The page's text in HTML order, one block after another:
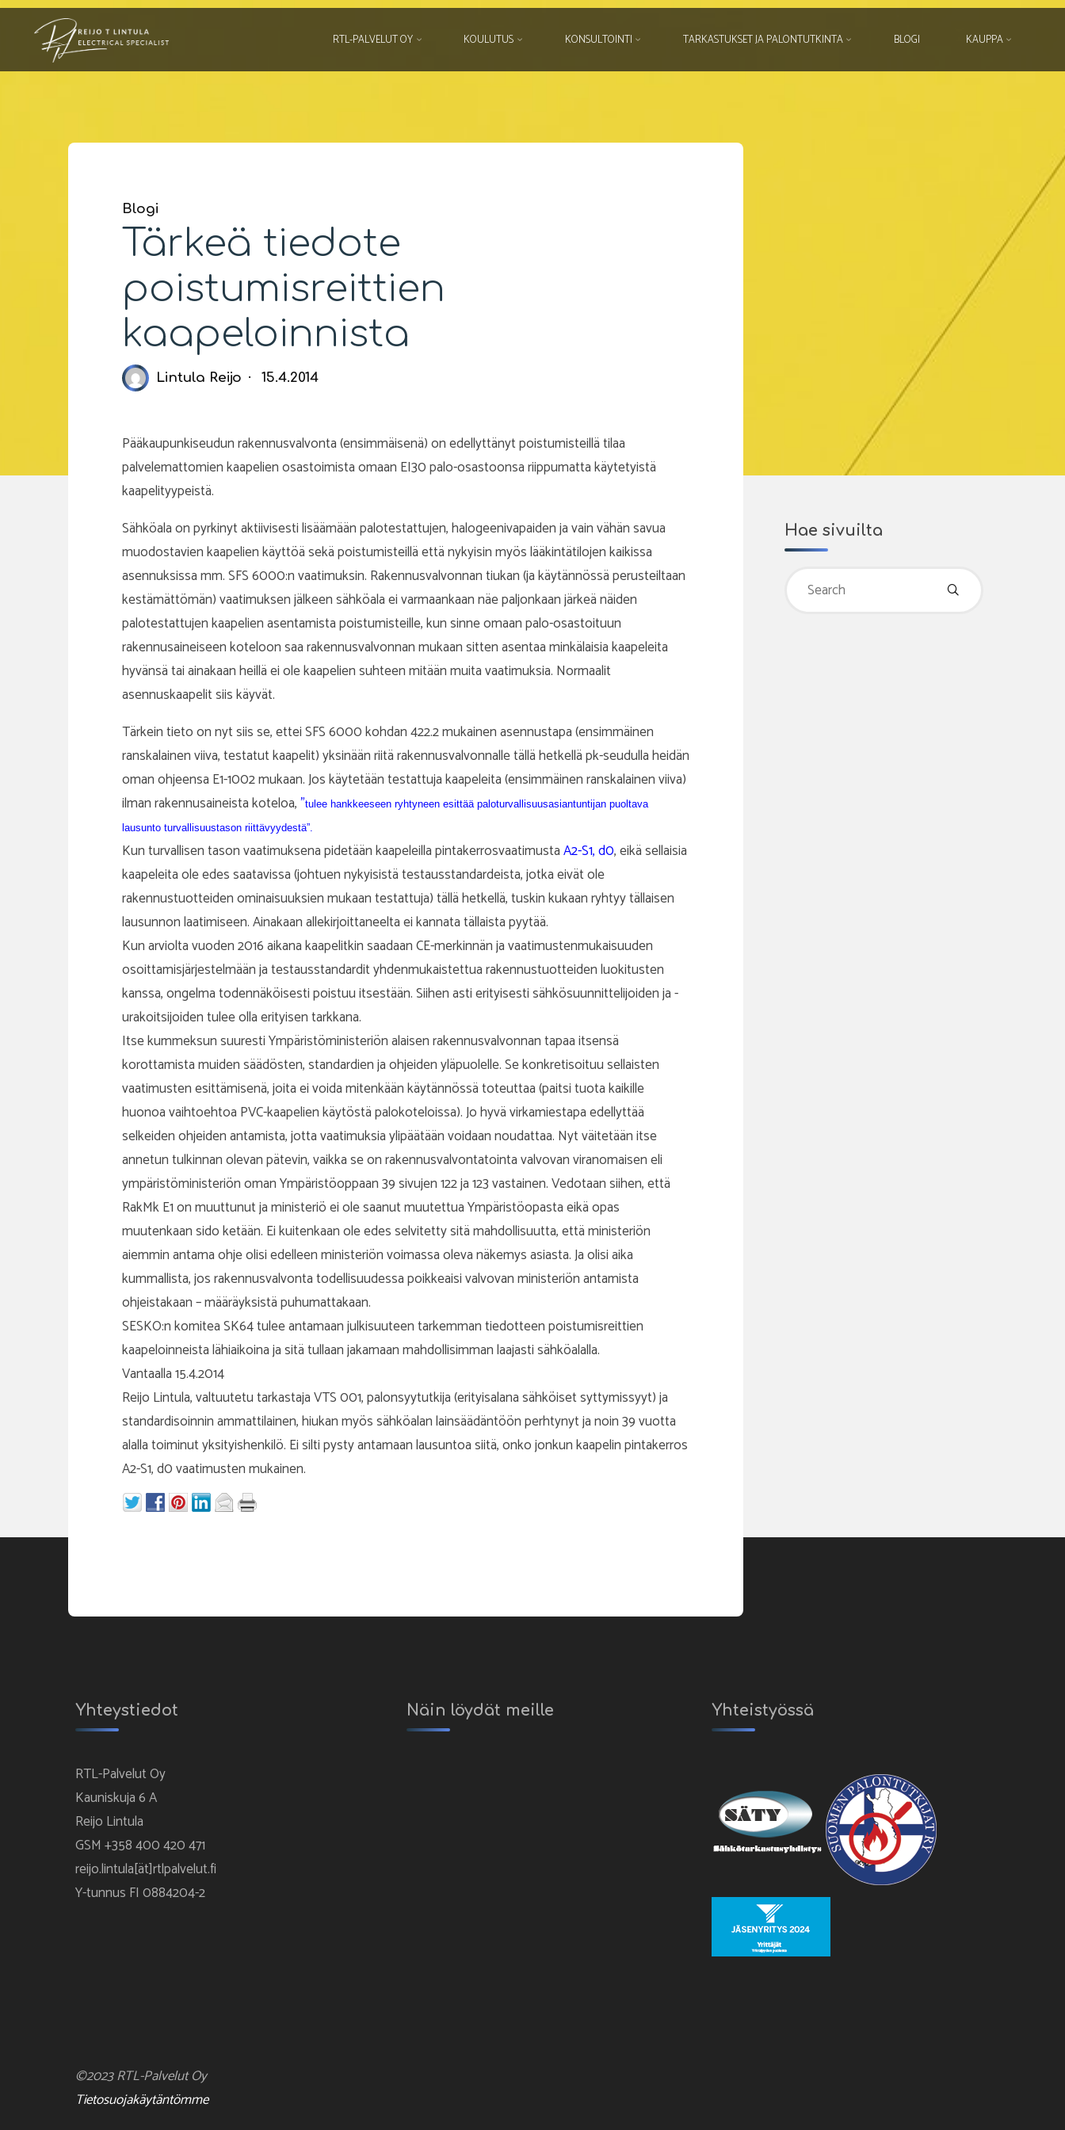
Skip
RTL-PALVELUT OY KOULUTUS KONSULTOINTI TARKASTUKSET JA PALONTUTKINTA BLOGI KAUPPA
Blogi
Tärkeä tiedote
poistumisreittien
kaapeloinnista
Lintula Reijo 15.4.2014
Pääkaupunkiseudun rakennusvalvonta (ensimmäisenä) on edellyttänyt poistumisteillä tilaa
palvelemattomien kaapelien osastoimista omaan EI30 palo-osastoonsa riippumatta käytetyistä
kaapelityypeistä.
Sähköala on pyrkinyt aktiivisesti lisäämään palotestattujen, halogeenivapaiden ja vain vähän savua
muodostavien kaapelien käyttöä sekä poistumisteillä että nykyisin myös lääkintätilojen kaikissa
asennuksissa mm. SFS 6000:n vaatimuksin. Rakennusvalvonnan tiukan (ja käytännössä perusteiltaan
kestämättömän) vaatimuksen jälkeen sähköala ei varmaankaan näe paljonkaan järkeä näiden
palotestattujen kaapelien asentamista poistumisteille, kun sinne omaan palo-osastoituun
rakennusaineiseen koteloon saa rakennusvalvonnan mukaan sitten asentaa minkälaisia kaapeleita
hyvänsä tai ainakaan heillä ei ole kaapelien suhteen mitään muita vaatimuksia. Normaalit
asennuskaapelit siis käyvät.
Tärkein tieto on nyt siis se, ettei SFS 6000 kohdan 422.2 mukainen asennustapa (ensimmäinen
ranskalainen viiva, testatut kaapelit) yksinään riitä rakennusvalvonnalle tällä hetkellä pk-seudulla heidän
oman ohjeensa E1-1002 mukaan. Jos käytetään testattuja kaapeleita (ensimmäinen ranskalainen viiva)
ilman rakennusaineista koteloa,”tulee hankkeeseen ryhtyneen esittää paloturvallisuusasiantuntijan puoltava
lausunto turvallisuustason riittävyydestä”.
Kun turvallisen tason vaatimuksena pidetään kaapeleilla pintakerrosvaatimustaA2-S1, d0, eikä sellaisia
kaapeleita ole edes saatavissa (johtuen nykyisistä testausstandardeista, jotka eivät ole
rakennustuotteiden ominaisuuksien mukaan testattuja) tällä hetkellä, tuskin kukaan ryhtyy tällaisen
lausunnon laatimiseen. Ainakaan allekirjoittaneelta ei kannata tällaista pyytää.
Kun arviolta vuoden 2016 aikana kaapelitkin saadaan CE-merkinnän ja vaatimustenmukaisuuden
osoittamisjärjestelmään ja testausstandardit yhdenmukaistettua rakennustuotteiden luokitusten
kanssa, ongelma todennäköisesti poistuu itsestään. Siihen asti erityisesti sähkösuunnittelijoiden ja -
urakoitsijoiden tulee olla erityisen tarkkana.
Itse kummeksun suuresti Ympäristöministeriön alaisen rakennusvalvonnan tapaa itsensä
korottamista muiden säädösten, standardien ja ohjeiden yläpuolelle. Se konkretisoituu sellaisten
vaatimusten esittämisenä, joita ei voida mitenkään käytännössä toteuttaa (paitsi tuota kaikille
huonoa vaihtoehtoa PVC-kaapelien käytöstä palokoteloissa). Jo hyvä virkamiestapa edellyttää
selkeiden ohjeiden antamista, jotta vaatimuksia ylipäätään voidaan noudattaa. Nyt väitetään itse
annetun tulkinnan olevan pätevin, vaikka se on rakennusvalvontatointa valvovan viranomaisen eli
ympäristöministeriön oman Ympäristöoppaan 39 sivujen 122 ja 123 vastainen. Vedotaan siihen, että
RakMk E1 on muuttunut ja ministeriö ei ole saanut muutettua Ympäristöopasta eikä opas
muutenkaan sido ketään. Ei kuitenkaan ole edes selvitetty sitä mahdollisuutta, että ministeriön
aiemmin antama ohje olisi edelleen ministeriön voimassa oleva näkemys asiasta. Ja olisi aika
kummallista, jos rakennusvalvonta todellisuudessa poikkeaisi valvovan ministeriön antamista
ohjeistakaan – määräyksistä puhumattakaan.
SESKO:n komitea SK64 tulee antamaan julkisuuteen tarkemman tiedotteen poistumisreittien
kaapeloinneista lähiaikoina ja sitä tullaan jakamaan mahdollisimman laajasti sähköalalla.
Vantaalla 15.4.2014
Reijo Lintula, valtuutetu tarkastaja VTS 001, palonsyytutkija (erityisalana sähköiset syttymissyyt) ja
standardisoinnin ammattilainen, hiukan myös sähköalan lainsäädäntöön perhtynyt ja noin 39 vuotta
alalla toiminut yksityishenkilö. Ei silti pysty antamaan lausuntoa siitä, onko jonkun kaapelin pintakerros
A2-S1, d0 vaatimusten mukainen.
Hae sivuilta
Yhteystiedot
RTL-Palvelut Oy
Kauniskuja 6 A
Reijo Lintula
GSM +358 400 420 471
reijo.lintula[ät]rtlpalvelut.fi
Y-tunnus FI 0884204-2
Näin löydät meille Yhteistyössä
©2023 RTL-Palvelut Oy
Tietosuojakäytäntömme